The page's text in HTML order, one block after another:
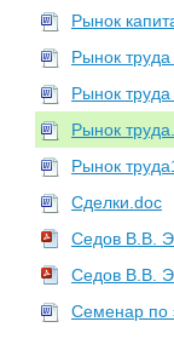
Рынок
Рынок
Рынок
Рынок
Рынок
Сделки.doc
Седов В.В.
Седов В.В.
Семенар по